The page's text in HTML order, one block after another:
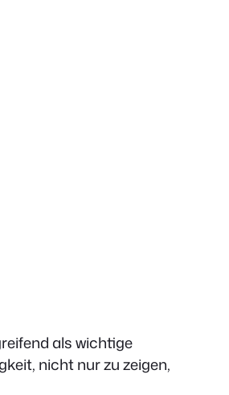
als wichtige
nicht nur zu zeigen,